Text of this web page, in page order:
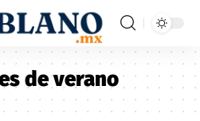
de verano